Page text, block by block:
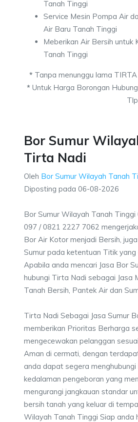
Tanah Tinggi
Service Mesin Pompa Air
Air Baru Tanah Tinggi
Meberikan Air Bersih untuk
Tanah Tinggi
* Tanpa menunggu lama
* Untuk Harga Borongan
Tlp
Bor Sumur
Tirta Nadi
Oleh Bor Sumur Wilayah Tanah
Diposting pada 06-08-2026
Bor Sumur Wilayah Tanah
097 / 0821 2227 7062
Bor Air Kotor menjadi Bersih,
Sumur pada ketentuan Titik
Apabila anda mencari Jasa Bor
hubungi Tirta Nadi sebagai Jasa
Tanah Bersih, Pantek Air dan
Tirta Nadi Sebagai Jasa Sumur
memberikan Prioritas Berharga
mengecewakan pelanggan
Aman di cermati, dengan
anda dapat segera
kedalaman pengeboran yang
mengurangi jangkauan standar
bersih tanah yang keluar di
Wilayah Tanah Tinggi Siap anda